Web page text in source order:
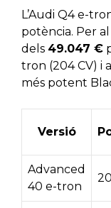
L’Audi Q4 e-
potència. Per
dels 49.047 €
tron (204 CV) i
més potent
Versió
Advanced
40 e-tron